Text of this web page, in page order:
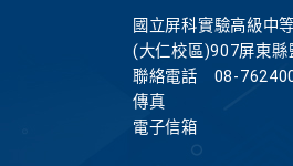
國立屏科實驗高級
(大仁校區)907屏東縣
聯絡電話
08-
傳真
電子信箱